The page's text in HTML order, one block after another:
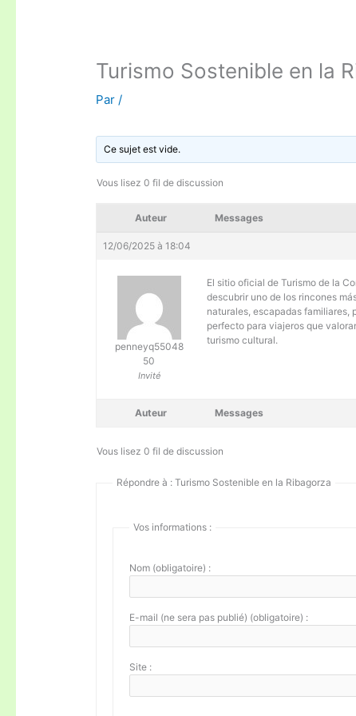
Turismo Sostenible en la
Par/
Ce sujet est vide.
Vous lisez 0 fil de discussion
Auteur Messages
12/06/2025 à 18:04
penneyq55048
50
Invité
El sitio oficial de Turismo de la
descubrir uno de los rincones
naturales, escapadas familiares,
perfecto para viajeros que
turismo cultural.
Auteur Messages
Vous lisez 0 fil de discussion
Répondre à : Turismo Sostenible en la Ribagorza
Vos informations :
Nom (obligatoire) :
E-mail (ne sera pas publié) (obligatoire) :
Site :